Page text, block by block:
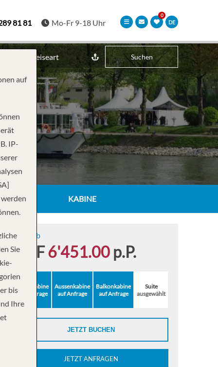
DE
81 81 Mo-Fr 9-18 Uhr
Reiseart Suchen
KABINE
Suite ab
CHF6'451.00 p.P.
Innenkabine
auf Anfrage
Aussenkabine
auf Anfrage
Balkonkabine
auf Anfrage
Suite
ausgewählt
JETZT BUCHEN
JETZT ANFRAGEN
auf
IP-
Sie
bis
Ihre